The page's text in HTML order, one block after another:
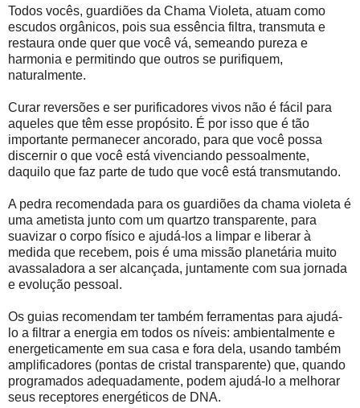
Todos vocês, guardiões da Chama Violeta, atuam como
escudos orgânicos, pois sua essência filtra, transmuta e
restaura onde quer que você vá, semeando pureza e
harmonia e permitindo que outros se purifiquem,
naturalmente.
Curar reversões e ser purificadores vivos não é fácil para
aqueles que têm esse propósito. É por isso que é tão
importante permanecer ancorado, para que você possa
discernir o que você está vivenciando pessoalmente,
daquilo que faz parte de tudo que você está transmutando.
A pedra recomendada para os guardiões da chama violeta é
uma ametista junto com um quartzo transparente, para
suavizar o corpo físico e ajudá-los a limpar e liberar à
medida que recebem, pois é uma missão planetária muito
avassaladora a ser alcançada, juntamente com sua jornada
e evolução pessoal.
Os guias recomendam ter também ferramentas para ajudá-
lo a filtrar a energia em todos os níveis: ambientalmente e
energeticamente em sua casa e fora dela, usando também
amplificadores (pontas de cristal transparente) que, quando
programados adequadamente, podem ajudá-lo a melhorar
seus receptores energéticos de DNA.